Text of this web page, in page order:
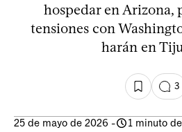
hospedar en Arizona,
tensiones con
harán en
3
25 de mayo de 2026 - 1 minuto